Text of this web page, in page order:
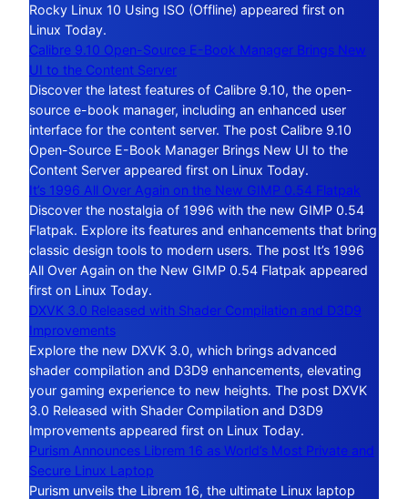
Rocky Linux 10 Using ISO (Offline) appeared first on
Linux Today.
Calibre 9.10 Open-Source E-Book Manager Brings New
UI to the Content Server
Discover the latest features of Calibre 9.10, the open-
source e-book manager, including an enhanced user
interface for the content server. The post Calibre 9.10
Open-Source E-Book Manager Brings New UI to the
Content Server appeared first on Linux Today.
It’s 1996 All Over Again on the New GIMP 0.54 Flatpak
Discover the nostalgia of 1996 with the new GIMP 0.54
Flatpak. Explore its features and enhancements that bring
classic design tools to modern users. The post It’s 1996
All Over Again on the New GIMP 0.54 Flatpak appeared
first on Linux Today.
DXVK 3.0 Released with Shader Compilation and D3D9
Improvements
Explore the new DXVK 3.0, which brings advanced
shader compilation and D3D9 enhancements, elevating
your gaming experience to new heights. The post DXVK
3.0 Released with Shader Compilation and D3D9
Improvements appeared first on Linux Today.
Purism Announces Librem 16 as World’s Most Private and
Secure Linux Laptop
Purism unveils the Librem 16, the ultimate Linux laptop